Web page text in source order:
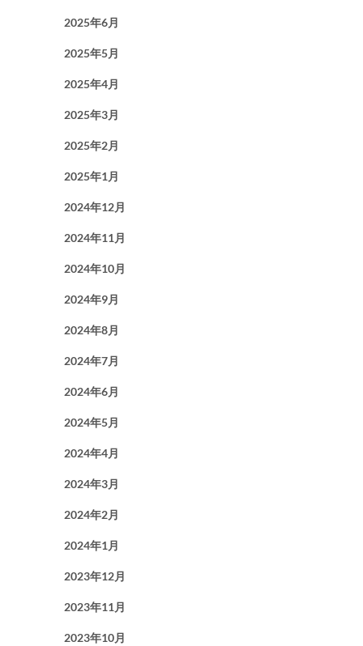
2025年6月
2025年5月
2025年4月
2025年3月
2025年2月
2025年1月
2024年12月
2024年11月
2024年10月
2024年9月
2024年8月
2024年7月
2024年6月
2024年5月
2024年4月
2024年3月
2024年2月
2024年1月
2023年12月
2023年11月
2023年10月